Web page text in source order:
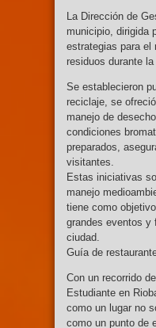
La Dirección de
municipio, dirigida
estrategias para el
residuos durante la
Se establecieron
reciclaje, se
manejo de
condiciones
preparados,
visitantes.
Estas iniciativas
manejo
tiene como
grandes eventos y
ciudad.
Guía de
Con un recorrido
Estudiante en
como un lugar no
como un punto de